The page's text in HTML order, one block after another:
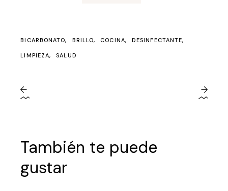
BICARBONATO BRILLO COCINA DESINFECTANTE
LIMPIEZA SALUD
También te puede
gustar